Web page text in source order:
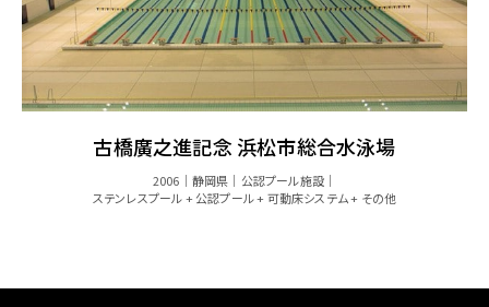
古橋廣之進記念 浜松市総合水泳場
2006 静岡県
公認プール施設
ステンレスプール + 公認プール + 可動床システム + その他